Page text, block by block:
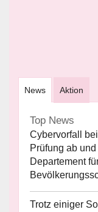
News Aktion
Top News
Cybervorfall
Prüfung ab
Departement
Trotz einiger